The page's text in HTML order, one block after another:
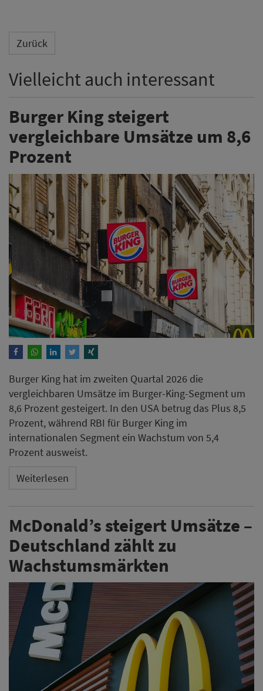
Zurück
Vielleicht auch interessant
Burger King steigert
vergleichbare Umsätze um 8,6
Prozent
Burger King hat im zweiten Quartal 2026 die
vergleichbaren Umsätze im Burger-King-Segment um
8,6 Prozent gesteigert. In den USA betrug das Plus 8,5
Prozent, während RBI für Burger King im
internationalen Segment ein Wachstum von 5,4
Prozent ausweist.
Weiterlesen
McDonald’s steigert Umsätze –
Deutschland zählt zu
Wachstumsmärkten